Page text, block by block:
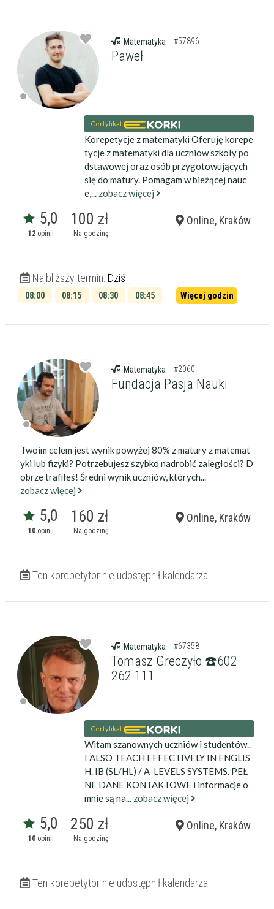
Zakres nauczania
Nauczanie przedszkolne
Szkoła podstawowa
Gimnazjum
Przygotowania do matury
Przygotowania do studiów
Miejsce korepetycji
u ucznia
u korepetytora
Wykształcenie
Minimum
Doświadczenie
korepetytora
Minimum
Staż korepetytora
Wiek korepetytora
Anuluj
Matematyka #57896
Paweł
Certyfikat
Korepetycje z matematyki Oferuję korepe
tycje z matematyki dla uczniów szkoły po
dstawowej oraz osób przygotowujących
się do matury. Pomagam w bieżącej nauc
e,... zobacz więcej
5,0
12opinii
100 zł
Na godzinę
Online, Kraków
Najbliższy termin: Dziś
08:00 08:15 08:30
08:45
Więcej godzin
Matematyka #2060
Fundacja Pasja Nauki
Twoim celem jest wynik powyżej 80% z matury z matemat
yki lub fizyki? Potrzebujesz szybko nadrobić zaległości? D
obrze trafiłeś! Średni wynik uczniów, których...
zobacz więcej
5,0
10opinii
160 zł
Na godzinę
Online, Kraków
Ten korepetytor nie udostępnił kalendarza
Matematyka #67358
Tomasz Greczyło ☎️602
262 111
Certyfikat
Witam szanownych uczniów i studentów..
I ALSO TEACH EFFECTIVELY IN ENGLIS
H. IB (SL/HL) / A-LEVELS SYSTEMS. PEŁ
NE DANE KONTAKTOWE i informacje o
mnie są na... zobacz więcej
5,0
10opinii
250 zł
Na godzinę
Online, Kraków
Ten korepetytor nie udostępnił kalendarza